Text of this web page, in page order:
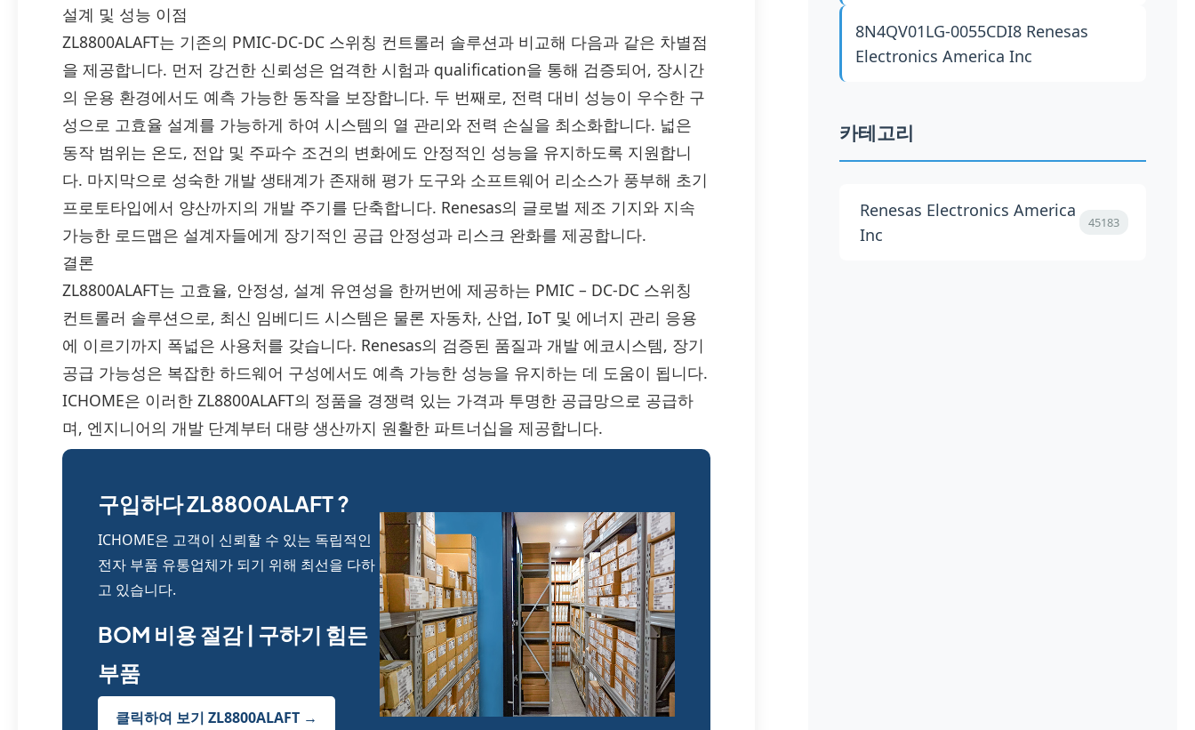
설계 및 성능 이점
ZL8800ALAFT는 기존의 PMIC-DC-DC 스위칭 컨트롤러 솔루션과 비교해 다음과 같은 차별점
을 제공합니다. 먼저 강건한 신뢰성은 엄격한 시험과 qualification을 통해 검증되어, 장시간
의 운용 환경에서도 예측 가능한 동작을 보장합니다. 두 번째로, 전력 대비 성능이 우수한 구
성으로 고효율 설계를 가능하게 하여 시스템의 열 관리와 전력 손실을 최소화합니다. 넓은
동작 범위는 온도, 전압 및 주파수 조건의 변화에도 안정적인 성능을 유지하도록 지원합니
다. 마지막으로 성숙한 개발 생태계가 존재해 평가 도구와 소프트웨어 리소스가 풍부해 초기
프로토타입에서 양산까지의 개발 주기를 단축합니다. Renesas의 글로벌 제조 기지와 지속
가능한 로드맵은 설계자들에게 장기적인 공급 안정성과 리스크 완화를 제공합니다.
결론
ZL8800ALAFT는 고효율, 안정성, 설계 유연성을 한꺼번에 제공하는 PMIC – DC-DC 스위칭
컨트롤러 솔루션으로, 최신 임베디드 시스템은 물론 자동차, 산업, IoT 및 에너지 관리 응용
에 이르기까지 폭넓은 사용처를 갖습니다. Renesas의 검증된 품질과 개발 에코시스템, 장기
공급 가능성은 복잡한 하드웨어 구성에서도 예측 가능한 성능을 유지하는 데 도움이 됩니다.
ICHOME은 이러한 ZL8800ALAFT의 정품을 경쟁력 있는 가격과 투명한 공급망으로 공급하
며, 엔지니어의 개발 단계부터 대량 생산까지 원활한 파트너십을 제공합니다.
구입하다 ZL8800ALAFT ?
ICHOME은 고객이 신뢰할 수 있는 독립적인
전자 부품 유통업체가 되기 위해 최선을 다하
고 있습니다.
BOM 비용 절감 | 구하기 힘든
부품
클릭하여 보기 ZL8800ALAFT →
8N4QV01LG-0055CDI8 Renesas
Electronics America Inc
카테고리
Renesas Electronics America
Inc
45183